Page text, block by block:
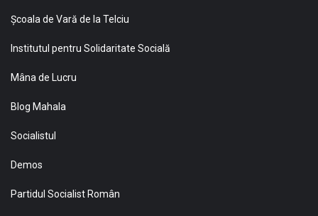
Şcoala de Vară de la Telciu
Institutul pentru Solidaritate Socială
Mâna de Lucru
Blog Mahala
Socialistul
Demos
Partidul Socialist Român